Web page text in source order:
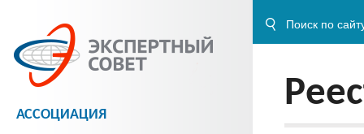
АССОЦИАЦИЯ